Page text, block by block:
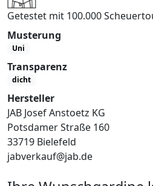
Getestet mit 100.000
Musterung
Uni
Transparenz
dicht
Hersteller
JAB Josef Anstoetz KG
Potsdamer Straße 160
33719 Bielefeld
jabverkauf@jab.de